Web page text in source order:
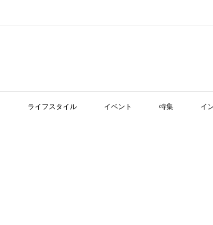
ライフスタイル イベント 特集 イ